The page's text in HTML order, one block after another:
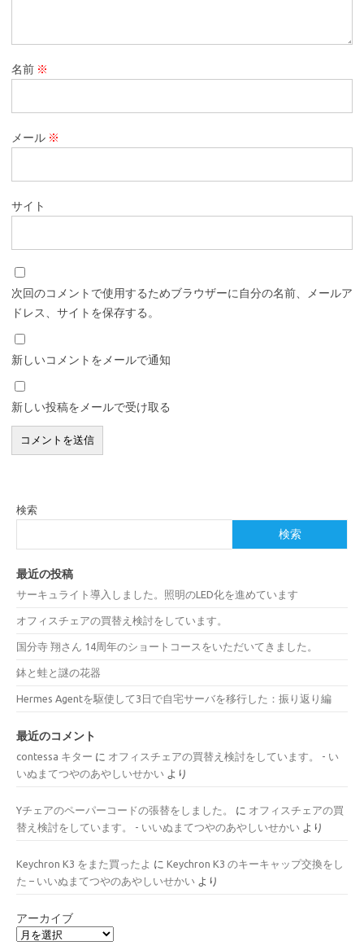
名前 ※
メール ※
サイト
次回のコメントで使用するためブラウザーに自分の名前、メールア
ドレス、サイトを保存する。
新しいコメントをメールで通知
新しい投稿をメールで受け取る
検索
検索
最近の投稿
サーキュライト導入しました。照明のLED化を進めています
オフィスチェアの買替え検討をしています。
国分寺 翔さん 14周年のショートコースをいただいてきました。
鉢と蛙と謎の花器
Hermes Agentを駆使して3日で自宅サーバを移行した：振り返り編
最近のコメント
contessa キター に オフィスチェアの買替え検討をしています。 - い
いぬまてつやのあやしいせかい より
Yチェアのペーパーコードの張替をしました。 に オフィスチェアの買
替え検討をしています。 - いいぬまてつやのあやしいせかい より
Keychron K3 をまた買ったよ に Keychron K3 のキーキャップ交換をし
た – いいぬまてつやのあやしいせかい より
アーカイブ